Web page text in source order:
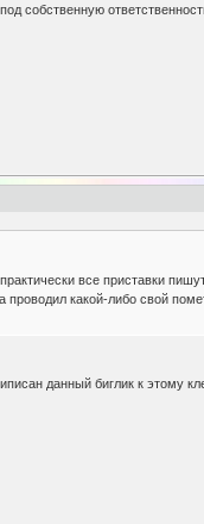
собственную
все приставки
какой-либо свой
данный биглик к этому